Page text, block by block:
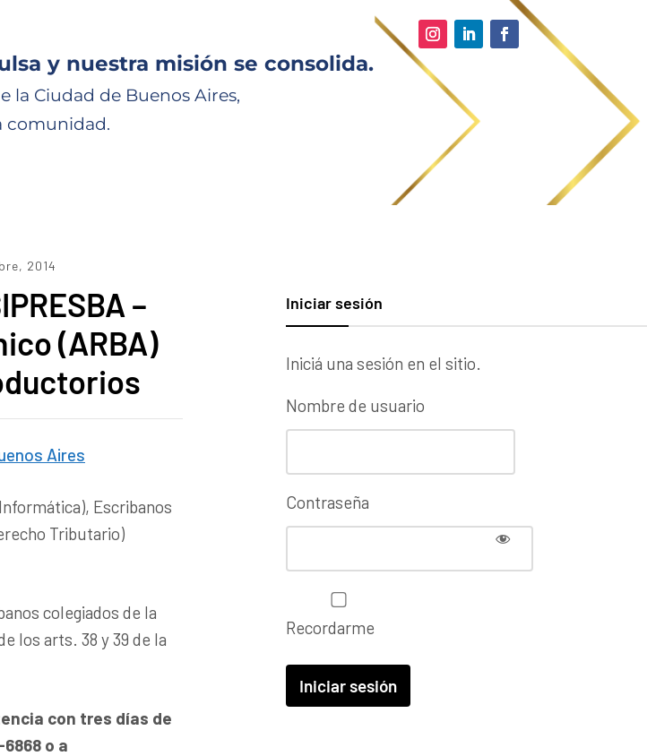
y nuestra misión se consolida.
la Ciudad de Buenos Aires,
comunidad.
2014
–
(ARBA)
Aires
Escribanos
Tributario)
colegiados de la
los arts. 38 y 39 de la
con tres días de
o a
Iniciar sesión
Iniciá una sesión en el sitio.
Nombre de usuario
Contraseña
Recordarme